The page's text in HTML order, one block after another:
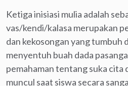
Ketiga inisiasi mulia adalah
vas/kendi/kalasa merupakan
dan kekosongan yang tumbuh
menyentuh buah dada
pemahaman tentang suka cita
muncul saat siswa secara